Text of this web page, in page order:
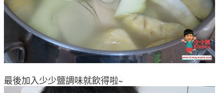
最後加入少少鹽調味就飲得啦~